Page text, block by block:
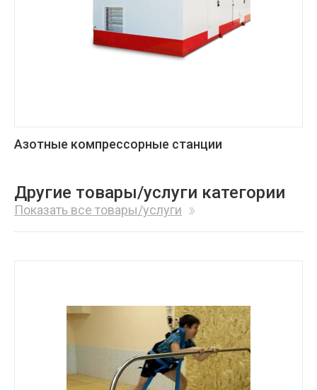
Азотные компрессорные станции
Другие товары/услуги категории
Показать все товары/услуги